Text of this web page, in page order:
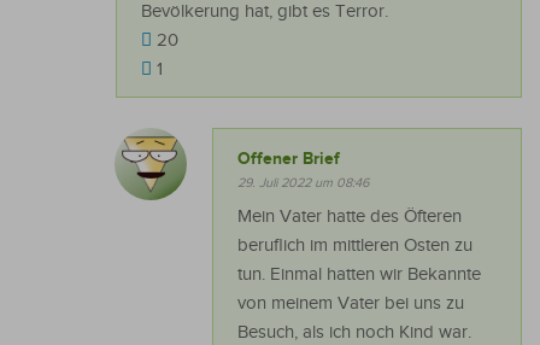
Bevölkerung hat, gibt es Terror.
20
1
Offener Brief
29. Juli 2022 um 08:46
Mein Vater hatte des Öfteren
beruflich im mittleren Osten zu
tun. Einmal hatten wir Bekannte
von meinem Vater bei uns zu
Besuch, als ich noch Kind war.